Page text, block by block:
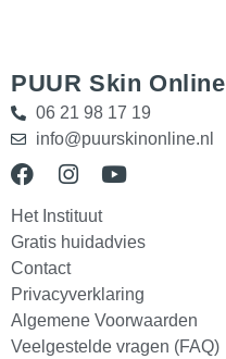
PUUR Skin Online
06 21 98 17 19
info@puurskinonline.nl
Het Instituut
Gratis huidadvies
Contact
Privacyverklaring
Algemene Voorwaarden
Veelgestelde vragen (FAQ)